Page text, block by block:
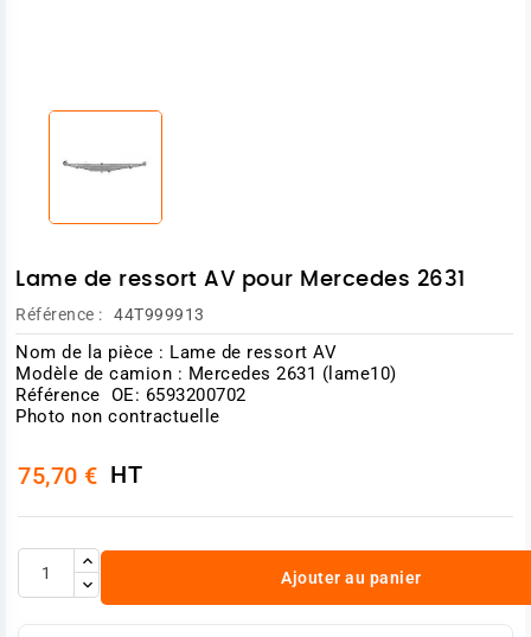
Lame de ressort AV pour Mercedes 2631
Référence : 44T999913
Nom de la pièce : Lame de ressort AV
Modèle de camion : Mercedes 2631 (lame10)
Référence OE: 6593200702
Photo non contractuelle
75,70 € HT
Ajouter au panier